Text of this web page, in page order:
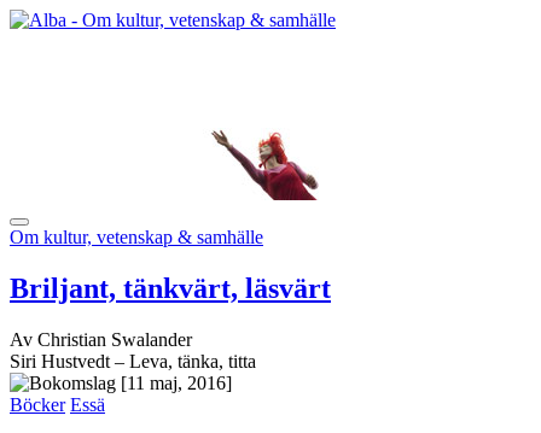
Om kultur, vetenskap & samhälle
Briljant, tänkvärt, läsvärt
Av Christian Swalander
Siri Hustvedt – Leva, tänka, titta
[11 maj, 2016]
Böcker Essä